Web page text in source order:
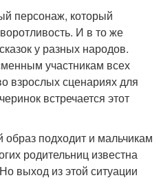
персонаж, который
И в то же
у разных народов.
участникам всех
взрослых сценариях для
встречается этот
подходит и мальчикам
родительниц известна
выход из этой ситуации